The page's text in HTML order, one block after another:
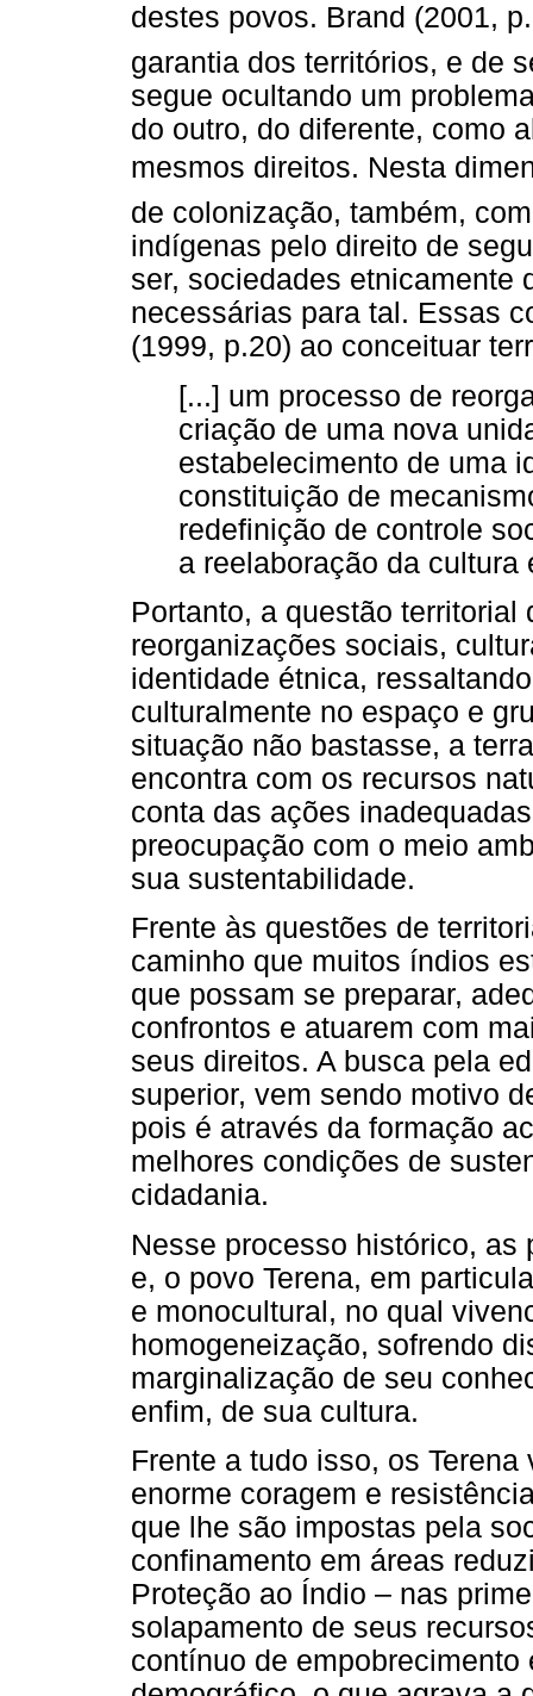
destes povos. Brand (2001,
garantia dos territórios, e de
segue ocultando um
do outro, do diferente, como
mesmos direitos. Nesta
de colonização, também,
indígenas pelo direito de
ser, sociedades etnicamente
necessárias para tal. Essas
(1999, p.20) ao conceituar
[...] um processo de
criação de uma nova
estabelecimento de uma
constituição de
redefinição de controle
a reelaboração da
Portanto, a questão
reorganizações sociais,
identidade étnica,
culturalmente no espaço e
situação não bastasse, a
encontra com os recursos
conta das ações
preocupação com o meio
sua sustentabilidade.
Frente às questões de
caminho que muitos índios
que possam se preparar,
confrontos e atuarem com
seus direitos. A busca pela
superior, vem sendo motivo
pois é através da formação
melhores condições de
cidadania.
Nesse processo histórico,
e, o povo Terena, em
e monocultural, no qual
homogeneização, sofrendo
marginalização de seu
enfim, de sua cultura.
Frente a tudo isso, os
enorme coragem e
que lhe são impostas pela
confinamento em áreas
Proteção ao Índio – nas
solapamento de seus
contínuo de